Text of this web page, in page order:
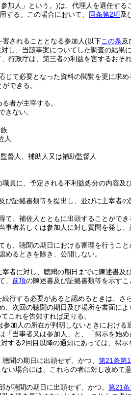
加人」という。)は、代理人を選任する
する。 この場合において、 同条第2項及
されることとなる参加人(以下この条及
し、当該事案についてした調査の結果
行政庁は、第三者の利益を害するおそ
て必要となった資料の閲覧を更に求め
できる。
者が主宰する。
きない。
人
督人、補助人又は補助監督人
員に、予定される不利益処分の内容
証拠書類等を提出し、並びに主宰者
、補佐人とともに出頭することができ
者若しくは参加人に対し質問を発し
、聴聞の期日における審理を行うこと
るときを除き、公開しない。
者に対し、聴聞の期日までに陳述書及
、 前項の陳述書及び証拠書類等を示すこ
行する必要があると認めるときは、さ
次回の聴聞の期日及び場所を書面によ
これを告知すれば足りる。
加人の所在が判明しないときにおける
「当事者又は参加人」と、「掲示を始
する2回目以降の通知にあっては、掲示
聞の期日に出頭せず、かつ、 第21条第
い場合には、これらの者に対し改めて
聴聞の期日に出頭せず、かつ、 第21